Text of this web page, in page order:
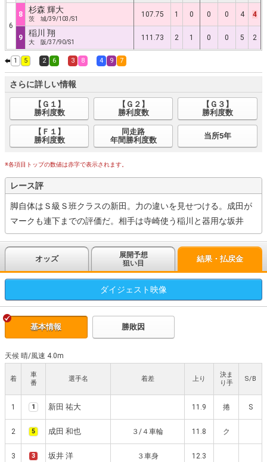
6
8 杉森 輝大
茨 城/39/103/S1
107.75 1 0 0 0 4 4
9 稲川 翔
大 阪/37/90/S1
111.73 2 1 0 0 5 2
1 5 2 6 3 8 4 9 7
さらに詳しい情報
【Ｇ１】
勝利度数
【Ｇ２】
勝利度数
【Ｇ３】
勝利度数
【Ｆ１】
勝利度数
同走路
年間勝利度数
当所5年
※各項目トップの数値は赤字で表示されます。
レース評
脚自体はＳ級Ｓ班クラスの新田。力の違いを見せつける。成田が
マークも連下までの評価だ。相手は寺崎使う稲川と器用な坂井
オッズ
展開予想
狙い目
結果・払戻金
ダイジェスト映像
基本情報 勝敗因
天候 晴/風速 4.0m
着
車
番
選手名 着差 上り
決ま
り手
S/B
1 1 新田 祐大 11.9 捲 S
2 5 成田 和也 ３/４車輪 11.8 ク
3 3 坂井 洋 ３車身 12.3